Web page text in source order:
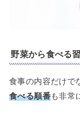
野菜から食べる
食事の内容だけで
食べる順番も非常